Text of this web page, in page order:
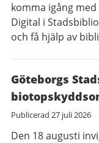
komma igång
Digital i
och få hjälp av
Göteborgs
Publicerad 27 juli 2026
Den 18 augusti